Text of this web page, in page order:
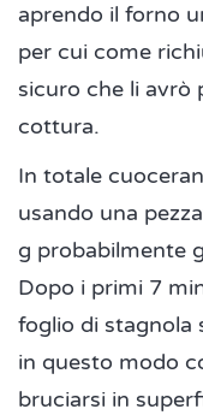
aprendo il forno
per cui come
sicuro che li avrò
cottura.
In totale
usando una
g probabilmente
Dopo i primi 7
foglio di stagnola
in questo modo
bruciarsi in